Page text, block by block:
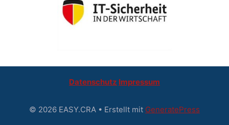
Datenschutz Impressum
© 2026 EASY.CRA • Erstellt mit GeneratePress